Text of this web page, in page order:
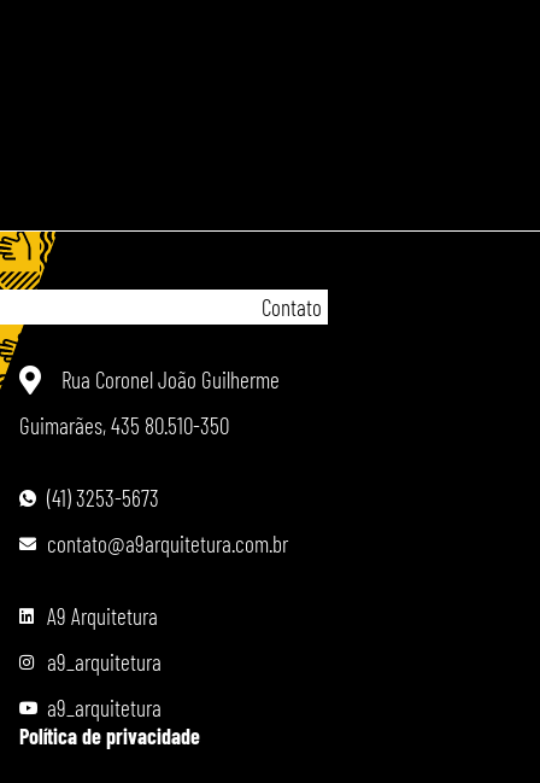
Contato
Rua Coronel João Guilherme
Guimarães, 435 80.510-350
(41) 3253-5673
contato@a9arquitetura.com.br
A9 Arquitetura
a9_arquitetura
a9_arquitetura
Política de privacidade